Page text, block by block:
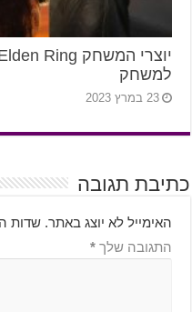
למשחק
23 במרץ 2023
כתיבת תגובה
האימייל לא יוצג באתר. שדות
התגובה שלך *